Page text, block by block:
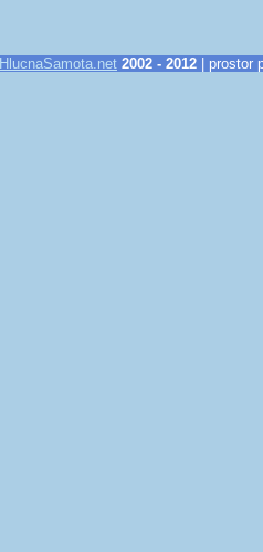
HlucnaSamota.net 2002 - 2012 | prostor